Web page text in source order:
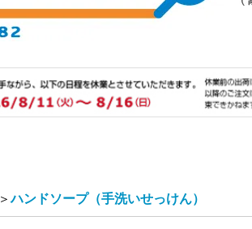
＞ハンドソープ（手洗いせっけん）